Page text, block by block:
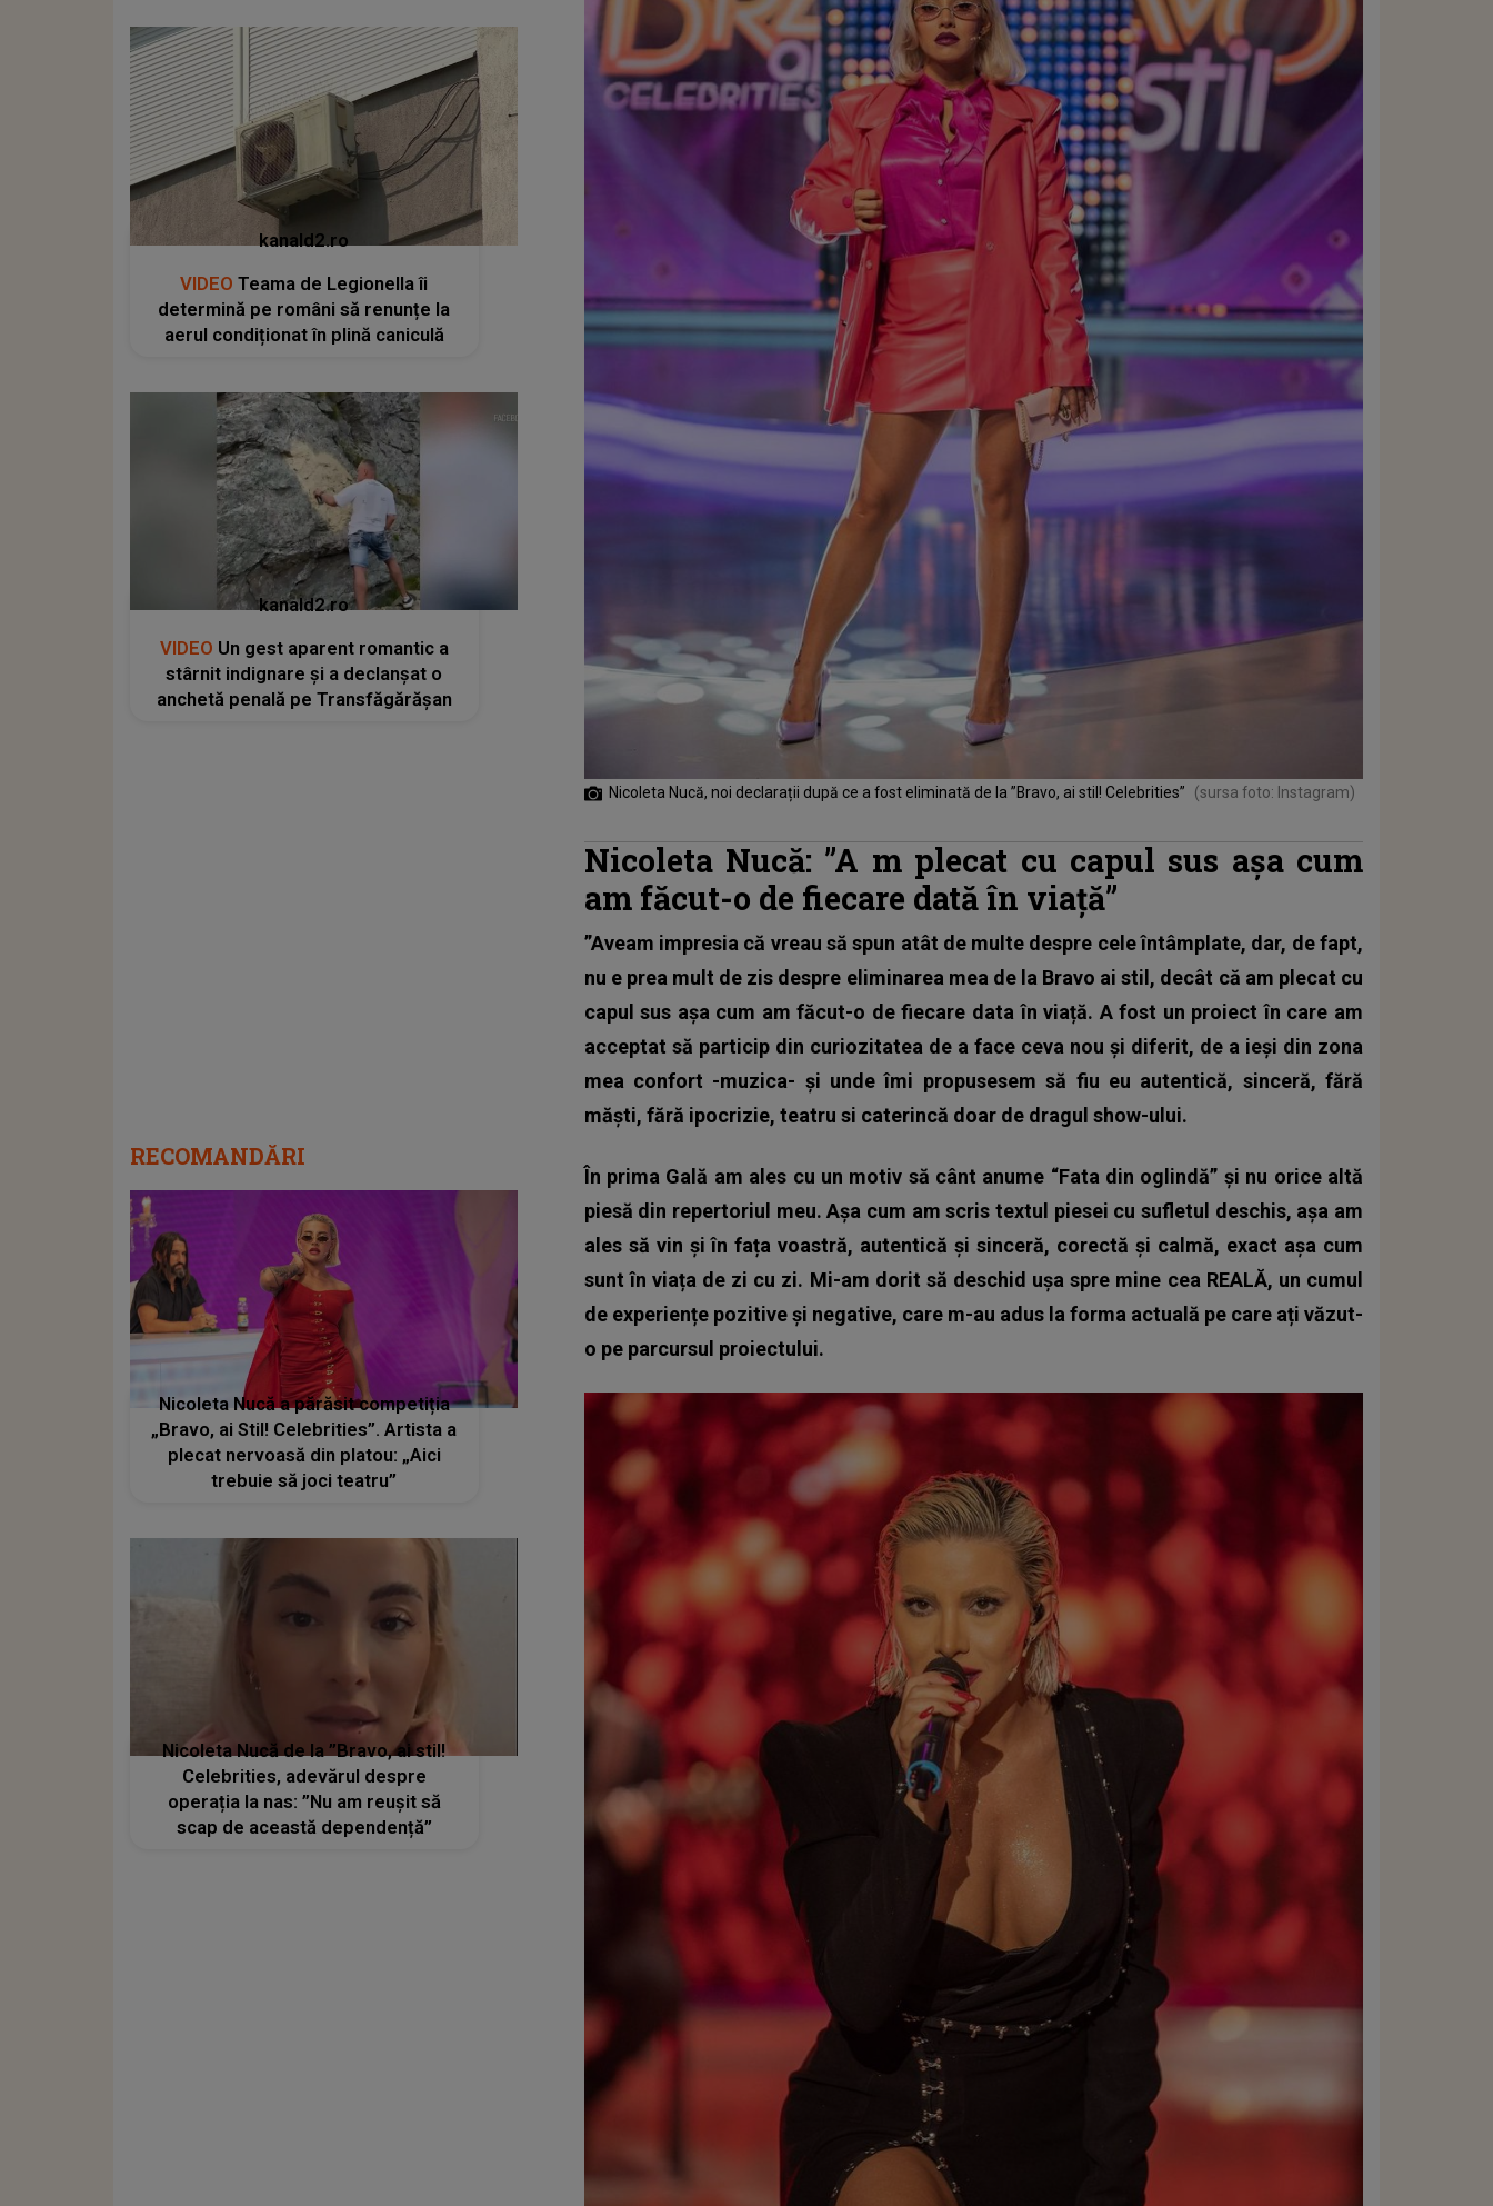
Nicoleta Nucă, noi declarații după ce a fost eliminată de la ”Bravo, ai stil! Celebrities” (sursa foto: Instagram)
Nicoleta Nucă: ”A m plecat cu capul sus așa cum
am făcut-o de fiecare dată în viață”
”Aveam impresia că vreau să spun atât de multe despre cele întâmplate, dar, de fapt,
nu e prea mult de zis despre eliminarea mea de la Bravo ai stil , decât că am plecat cu
capul sus așa cum am făcut-o de fiecare data în viață. A fost un proiect în care am
acceptat să particip din curiozitatea de a face ceva nou și diferit, de a ieși din zona
mea confort -muzica- și unde îmi propusesem să fiu eu autentică, sinceră, fără
măști, fără ipocrizie, teatru si caterincă doar de dragul show-ului.
În prima Gală am ales cu un motiv să cânt anume “Fata din oglindă” și nu orice altă
piesă din repertoriul meu. Așa cum am scris textul piesei cu sufletul deschis, așa am
ales să vin și în fața voastră, autentică și sinceră, corectă și calmă, exact așa cum
sunt în viața de zi cu zi. Mi-am dorit să deschid ușa spre mine cea REALĂ, un cumul
de experiențe pozitive și negative, care m-au adus la forma actuală pe care ați văzut-
o pe parcursul proiectului.
kanald2.ro
VIDEO Teama de Legionella îi
determină pe români să renunțe la
aerul condiționat în plină caniculă
kanald2.ro
VIDEO Un gest aparent romantic a
stârnit indignare și a declanșat o
anchetă penală pe Transfăgărășan
RECOMANDĂRI
Nicoleta Nucă a părăsit competiția
„Bravo, ai Stil! Celebrities”. Artista a
plecat nervoasă din platou: „Aici
trebuie să joci teatru”
Nicoleta Nucă de la ”Bravo, ai stil!
Celebrities, adevărul despre
operația la nas: ”Nu am reușit să
scap de această dependență”